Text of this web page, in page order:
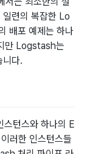
일련의 복잡한 Lo
배포 예제는 하나
만 Logstash는
니다.
턴스와 하나의 E
러한 인스턴스들